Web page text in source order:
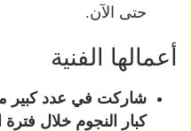
حتى الآن.
أعمالها الفنية
شاركت في عدد كبير
كبار النجوم خلال